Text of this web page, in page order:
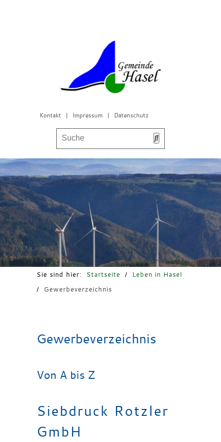
Kontakt | Impressum | Datenschutz
Bürgerservice & Gemeinderat
Leben in Hasel
Freizeit & Tourismus
Sie sind hier: Startseite /
Leben in Hasel
/
Gewerbeverzeichnis
Gewerbeverzeichnis
Von A bis Z
Siebdruck Rotzler
GmbH